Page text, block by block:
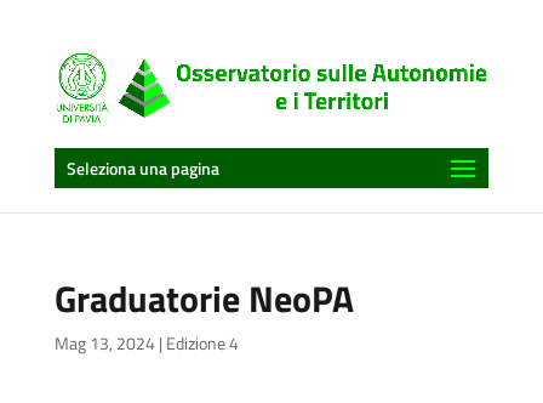
Seleziona una pagina
Graduatorie NeoPA
Mag 13, 2024| Edizione 4